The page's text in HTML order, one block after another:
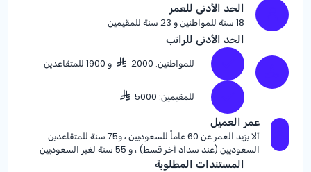
الحد الأدنى للعمر
18 سنة للمواطنين و 23 سنة للمقيمين
الحد الأدنى للراتب
للمواطنين: 2000 و 1900 للمتقاعدين
للمقيمين: 5000
عمر العميل
ألا يزيد العمر عن 60 عاماً للسعوديين ، و75 سنة للمتقاعدين
السعوديين (عند سداد آخر قسط) ، و 55 سنة لغير السعوديين
المستندات المطلوبة